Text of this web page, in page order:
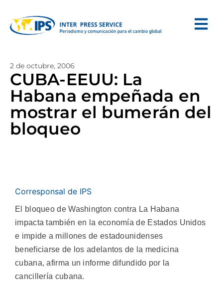
2 de octubre, 2006
CUBA-EEUU: La
Habana empeñada en
mostrar el bumerán del
bloqueo
Corresponsal de IPS
El bloqueo de Washington contra La Habana
impacta también en la economía de Estados Unidos
e impide a millones de estadounidenses
beneficiarse de los adelantos de la medicina
cubana, afirma un informe difundido por la
cancillería cubana.